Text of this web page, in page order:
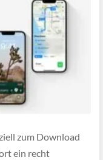
zum Download
ein recht